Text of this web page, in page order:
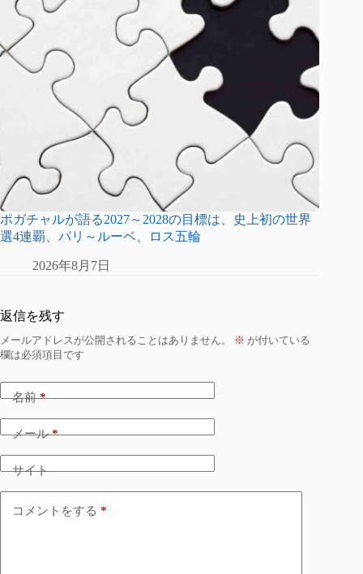
ポガチャルが語る2027～2028の目標は、史上初の世界
選4連覇、パリ～ルーベ、ロス五輪
2026年8月7日
返信を残す
メールアドレスが公開されることはありません。 ※ が付いている
欄は必須項目です
名前*
メール*
サイト
コメントをする *